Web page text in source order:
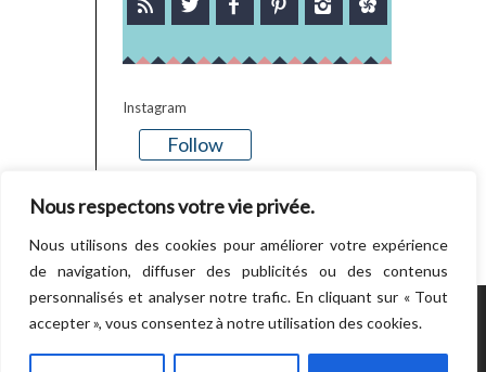
Nous respectons votre vie privée.
Nous utilisons des cookies pour améliorer votre expérience
de navigation, diffuser des publicités ou des contenus
personnalisés et analyser notre trafic. En cliquant sur « Tout
accepter », vous consentez à notre utilisation des cookies.
Instagram
Follow
POWERED BY WORDPRESS.CREATED BY
THEMESINDEP